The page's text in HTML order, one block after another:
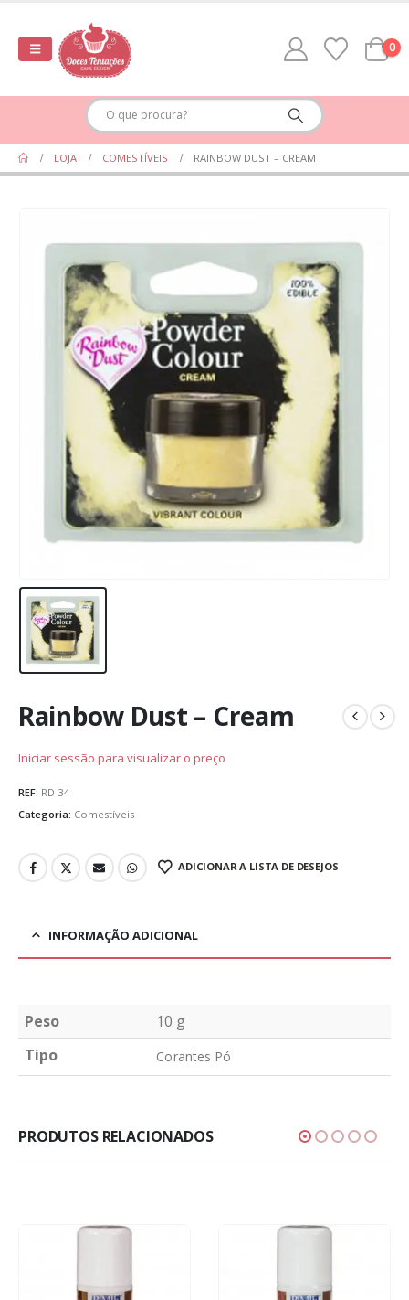
0
LOJA COMESTÍVEIS RAINBOW DUST – CREAM
Rainbow Dust – Cream
Iniciar sessão para visualizar o preço
REF: RD-34
Categoria: Comestíveis
ADICIONAR A LISTA DE DESEJOS
INFORMAÇÃO ADICIONAL
Peso
10 g
Tipo
Corantes Pó
PRODUTOS RELACIONADOS